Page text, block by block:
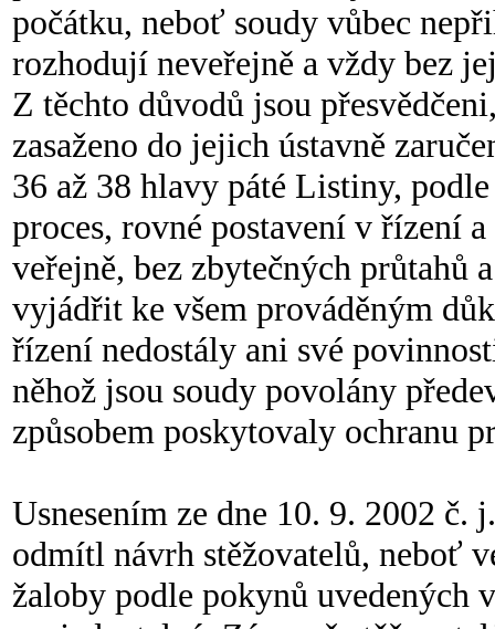
počátku, neboť soudy vůbec
rozhodují neveřejně a vždy bez
Z těchto důvodů jsou
zasaženo do jejich ústavně
36 až 38 hlavy páté Listiny,
proces, rovné postavení v řízení
veřejně, bez zbytečných průtahů
vyjádřit ke všem prováděným
řízení nedostály ani své
něhož jsou soudy povolány
způsobem poskytovaly ochranu
Usnesením ze dne 10. 9. 2002 č.
odmítl návrh stěžovatelů, neboť
žaloby podle pokynů uvedených